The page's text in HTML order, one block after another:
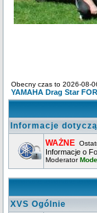
Obecny czas to 2026-08-
YAMAHA Drag Star
Informacje
WAŻNE
Informacje o
Moderator
XVS Ogólnie